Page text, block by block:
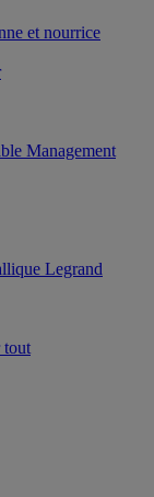
et nourrice
Management
Legrand
tout